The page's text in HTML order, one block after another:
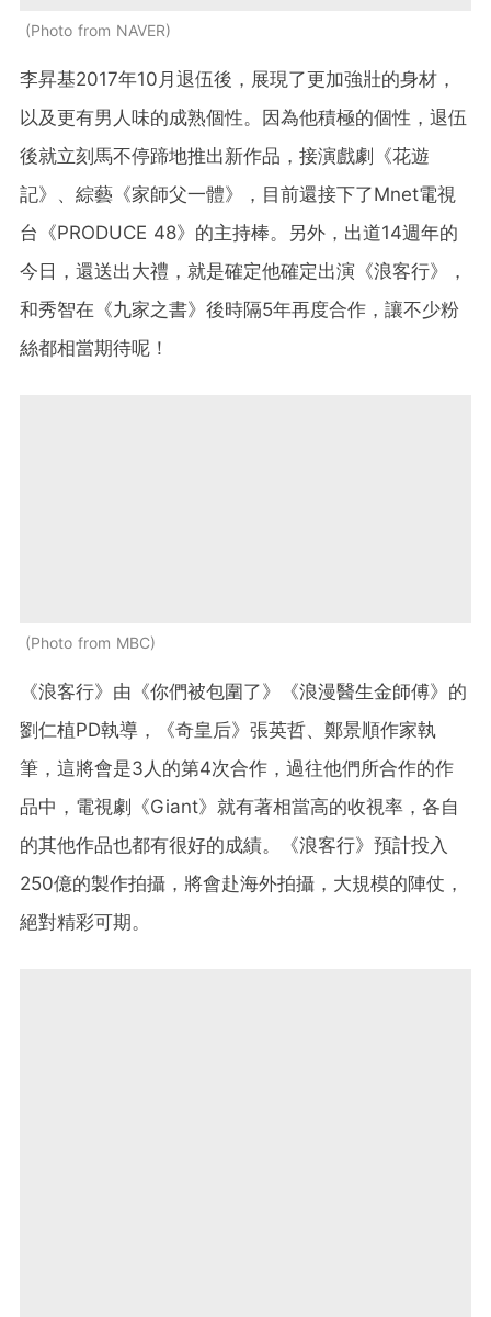
Photo from NAVER
李昇基2017年10月退伍後，展現了更加強壯的身材，
以及更有男人味的成熟個性。因為他積極的個性，退伍
後就立刻馬不停蹄地推出新作品，接演戲劇《花遊
記》、綜藝《家師父一體》，目前還接下了Mnet電視
台《PRODUCE 48》的主持棒。另外，出道14週年的
今日，還送出大禮，就是確定他確定出演《浪客行》，
和秀智在《九家之書》後時隔5年再度合作，讓不少粉
絲都相當期待呢！
Photo from MBC
《浪客行》由《你們被包圍了》《浪漫醫生金師傅》的
劉仁植PD執導，《奇皇后》張英哲、鄭景順作家執
筆，這將會是3人的第4次合作，過往他們所合作的作
品中，電視劇《Giant》就有著相當高的收視率，各自
的其他作品也都有很好的成績。《浪客行》預計投入
250億的製作拍攝，將會赴海外拍攝，大規模的陣仗，
絕對精彩可期。